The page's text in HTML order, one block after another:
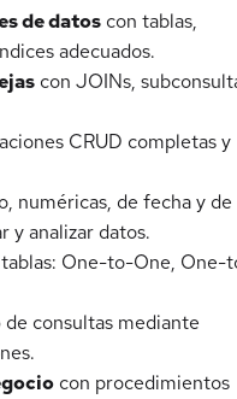
de datos con tablas,
adecuados.
con JOINs,
CRUD completas y
numéricas, de fecha y de
y analizar datos.
One-to-One, One-
de consultas mediante
con procedimientos